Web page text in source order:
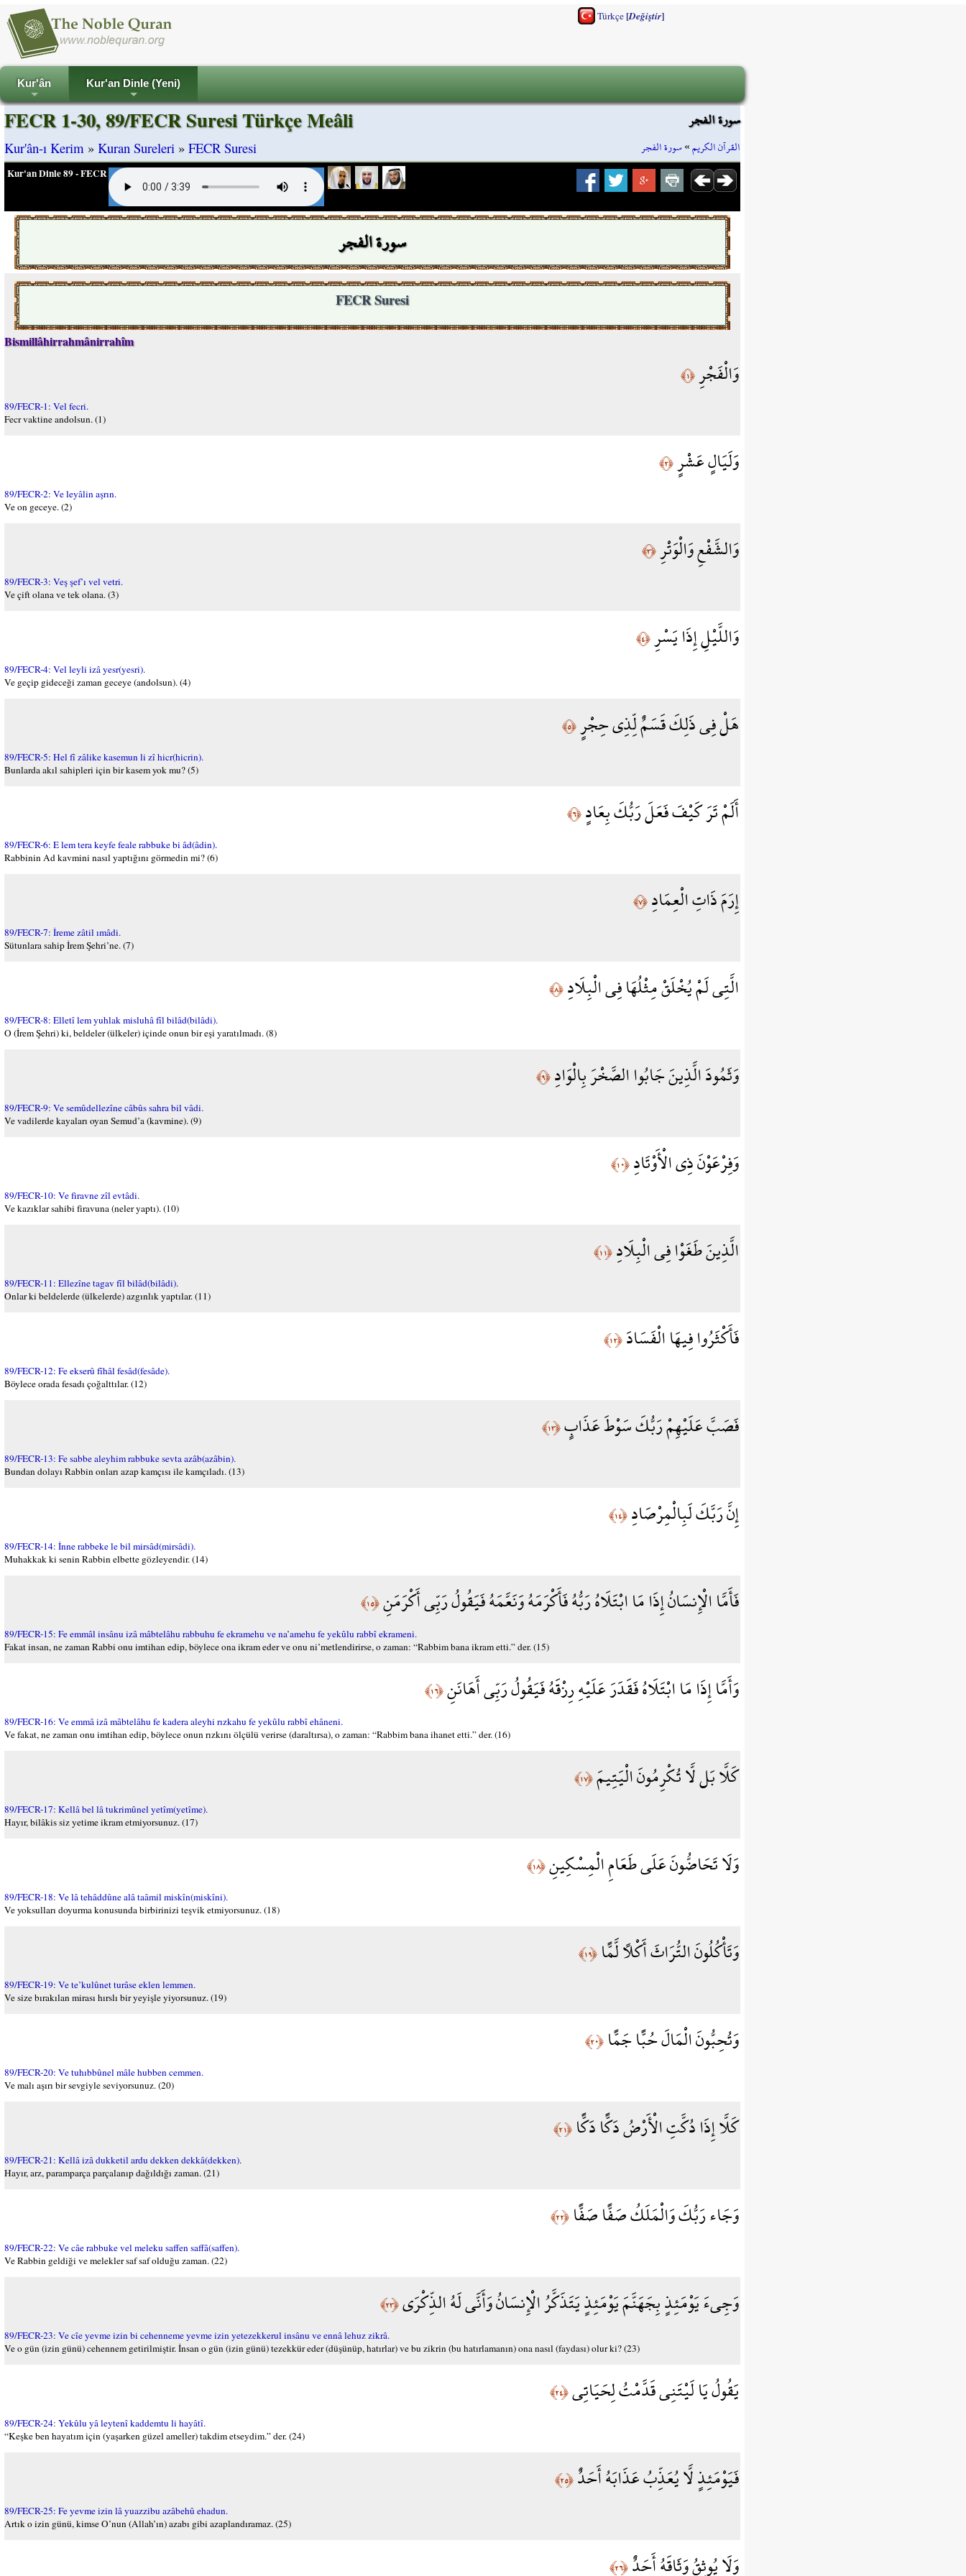
Türkçe[Değiştir]
+
Kur'ân
+
Kur'an Dinle (Yeni)
سورة الفجر
القرآن الكريم»سورة الفجر
FECR 1-30, 89/FECR Suresi Türkçe Meâli
Kur'ân-ı Kerim » Kuran Sureleri » FECR Suresi
Kur'an Dinle 89 - FECR
سورة الفجر
FECR Suresi
Bismillâhirrahmânirrahîm
وَالْفَجْرِ﴿١﴾
89/FECR-1: Vel fecri.
Fecr vaktine andolsun. (1)
وَلَيَالٍ عَشْرٍ﴿٢﴾
89/FECR-2: Ve leyâlin aşrın.
Ve on geceye. (2)
وَالشَّفْعِ وَالْوَتْرِ﴿٣﴾
89/FECR-3: Veş şef’ı vel vetri.
Ve çift olana ve tek olana. (3)
وَاللَّيْلِ إِذَا يَسْرِ﴿٤﴾
89/FECR-4: Vel leyli izâ yesr(yesri).
Ve geçip gideceği zaman geceye (andolsun). (4)
هَلْ فِي ذَلِكَ قَسَمٌ لِّذِي حِجْرٍ﴿٥﴾
89/FECR-5: Hel fî zâlike kasemun li zî hicr(hicrin).
Bunlarda akıl sahipleri için bir kasem yok mu? (5)
أَلَمْ تَرَ كَيْفَ فَعَلَ رَبُّكَ بِعَادٍ﴿٦﴾
89/FECR-6: E lem tera keyfe feale rabbuke bi âd(âdin).
Rabbinin Ad kavmini nasıl yaptığını görmedin mi? (6)
إِرَمَ ذَاتِ الْعِمَادِ﴿٧﴾
89/FECR-7: İreme zâtil ımâdi.
Sütunlara sahip İrem Şehri’ne. (7)
الَّتِي لَمْ يُخْلَقْ مِثْلُهَا فِي الْبِلَادِ﴿٨﴾
89/FECR-8: Elletî lem yuhlak misluhâ fîl bilâd(bilâdi).
O (İrem Şehri) ki, beldeler (ülkeler) içinde onun bir eşi yaratılmadı. (8)
وَثَمُودَ الَّذِينَ جَابُوا الصَّخْرَ بِالْوَادِ﴿٩﴾
89/FECR-9: Ve semûdellezîne câbûs sahra bil vâdi.
Ve vadilerde kayaları oyan Semud’a (kavmine). (9)
وَفِرْعَوْنَ ذِي الْأَوْتَادِ﴿١٠﴾
89/FECR-10: Ve firavne zîl evtâdi.
Ve kazıklar sahibi firavuna (neler yaptı). (10)
الَّذِينَ طَغَوْا فِي الْبِلَادِ﴿١١﴾
89/FECR-11: Ellezîne tagav fîl bilâd(bilâdi).
Onlar ki beldelerde (ülkelerde) azgınlık yaptılar. (11)
فَأَكْثَرُوا فِيهَا الْفَسَادَ﴿١٢﴾
89/FECR-12: Fe ekserû fîhâl fesâd(fesâde).
Böylece orada fesadı çoğalttılar. (12)
فَصَبَّ عَلَيْهِمْ رَبُّكَ سَوْطَ عَذَابٍ﴿١٣﴾
89/FECR-13: Fe sabbe aleyhim rabbuke sevta azâb(azâbin).
Bundan dolayı Rabbin onları azap kamçısı ile kamçıladı. (13)
إِنَّ رَبَّكَ لَبِالْمِرْصَادِ﴿١٤﴾
89/FECR-14: İnne rabbeke le bil mirsâd(mirsâdi).
Muhakkak ki senin Rabbin elbette gözleyendir. (14)
فَأَمَّا الْإِنسَانُ إِذَا مَا ابْتَلَاهُ رَبُّهُ فَأَكْرَمَهُ وَنَعَّمَهُ فَيَقُولُ رَبِّي أَكْرَمَنِ﴿١٥﴾
89/FECR-15: Fe emmâl insânu izâ mâbtelâhu rabbuhu fe ekramehu ve na’amehu fe yekûlu rabbî ekrameni.
Fakat insan, ne zaman Rabbi onu imtihan edip, böylece ona ikram eder ve onu ni’metlendirirse, o zaman: “Rabbim bana ikram etti.” der. (15)
وَأَمَّا إِذَا مَا ابْتَلَاهُ فَقَدَرَ عَلَيْهِ رِزْقَهُ فَيَقُولُ رَبِّي أَهَانَنِ﴿١٦﴾
89/FECR-16: Ve emmâ izâ mâbtelâhu fe kadera aleyhi rızkahu fe yekûlu rabbî ehâneni.
Ve fakat, ne zaman onu imtihan edip, böylece onun rızkını ölçülü verirse (daraltırsa), o zaman: “Rabbim bana ihanet etti.” der. (16)
كَلَّا بَل لَّا تُكْرِمُونَ الْيَتِيمَ﴿١٧﴾
89/FECR-17: Kellâ bel lâ tukrimûnel yetîm(yetîme).
Hayır, bilâkis siz yetime ikram etmiyorsunuz. (17)
وَلَا تَحَاضُّونَ عَلَى طَعَامِ الْمِسْكِينِ﴿١٨﴾
89/FECR-18: Ve lâ tehâddûne alâ taâmil miskîn(miskîni).
Ve yoksulları doyurma konusunda birbirinizi teşvik etmiyorsunuz. (18)
وَتَأْكُلُونَ التُّرَاثَ أَكْلًا لَّمًّا﴿١٩﴾
89/FECR-19: Ve te’kulûnet turâse eklen lemmen.
Ve size bırakılan mirası hırslı bir yeyişle yiyorsunuz. (19)
وَتُحِبُّونَ الْمَالَ حُبًّا جَمًّا﴿٢٠﴾
89/FECR-20: Ve tuhıbbûnel mâle hubben cemmen.
Ve malı aşırı bir sevgiyle seviyorsunuz. (20)
كَلَّا إِذَا دُكَّتِ الْأَرْضُ دَكًّا دَكًّا﴿٢١﴾
89/FECR-21: Kellâ izâ dukketil ardu dekken dekkâ(dekken).
Hayır, arz, paramparça parçalanıp dağıldığı zaman. (21)
وَجَاء رَبُّكَ وَالْمَلَكُ صَفًّا صَفًّا﴿٢٢﴾
89/FECR-22: Ve câe rabbuke vel meleku saffen saffâ(saffen).
Ve Rabbin geldiği ve melekler saf saf olduğu zaman. (22)
وَجِيءَ يَوْمَئِذٍ بِجَهَنَّمَ يَوْمَئِذٍ يَتَذَكَّرُ الْإِنسَانُ وَأَنَّى لَهُ الذِّكْرَى﴿٢٣﴾
89/FECR-23: Ve cîe yevme izin bi cehenneme yevme izin yetezekkerul insânu ve ennâ lehuz zikrâ.
Ve o gün (izin günü) cehennem getirilmiştir. İnsan o gün (izin günü) tezekkür eder (düşünüp, hatırlar) ve bu zikrin (bu hatırlamanın) ona nasıl (faydası) olur ki? (23)
يَقُولُ يَا لَيْتَنِي قَدَّمْتُ لِحَيَاتِي﴿٢٤﴾
89/FECR-24: Yekûlu yâ leytenî kaddemtu li hayâtî.
“Keşke ben hayatım için (yaşarken güzel ameller) takdim etseydim.” der. (24)
فَيَوْمَئِذٍ لَّا يُعَذِّبُ عَذَابَهُ أَحَدٌ﴿٢٥﴾
89/FECR-25: Fe yevme izin lâ yuazzibu azâbehû ehadun.
Artık o izin günü, kimse O’nun (Allah’ın) azabı gibi azaplandıramaz. (25)
وَلَا يُوثِقُ وَثَاقَهُ أَحَدٌ﴿٢٦﴾